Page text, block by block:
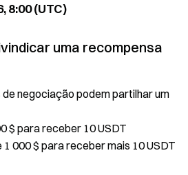
8:00 (UTC)
uma recompensa
negociação podem partilhar um
$ para receber 10 USDT
000 $ para receber mais 10 USDT